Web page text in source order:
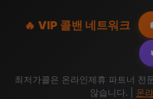
🔥 VIP 콜밴 네트워크
최저가콜은 온라인제휴 파트너 전
않습니다. | 온